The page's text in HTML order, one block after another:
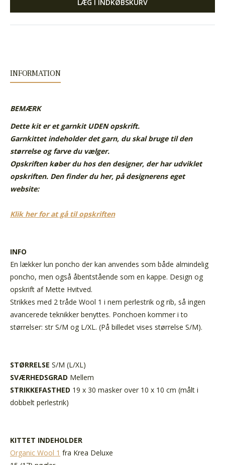
LÆG I INDKØBSKURV
INFORMATION
BEMÆRK
Dette kit er et garnkit UDEN opskrift.
Garnkittet indeholder det garn, du skal bruge til den
størrelse og farve du vælger.
Opskriften køber du hos den designer, der har udviklet
opskriften. Den finder du her, på designerens eget
website:
Klik her for at gå til opskriften
INFO
En lækker lun poncho der kan anvendes som både almindelig
poncho, men også åbentstående som en kappe. Design og
opskrift af Mette Hvitved.
Strikkes med 2 tråde Wool 1 i nem perlestrik og rib, så ingen
avancerede teknikker benyttes. Ponchoen kommer i to
størrelser: str S/M og L/XL. (På billedet vises størrelse S/M).
STØRRELSE S/M (L/XL)
SVÆRHEDSGRAD Mellem
STRIKKEFASTHED 19 x 30 masker over 10 x 10 cm (målt i
dobbelt perlestrik)
KITTET INDEHOLDER
Organic Wool 1 fra Krea Deluxe